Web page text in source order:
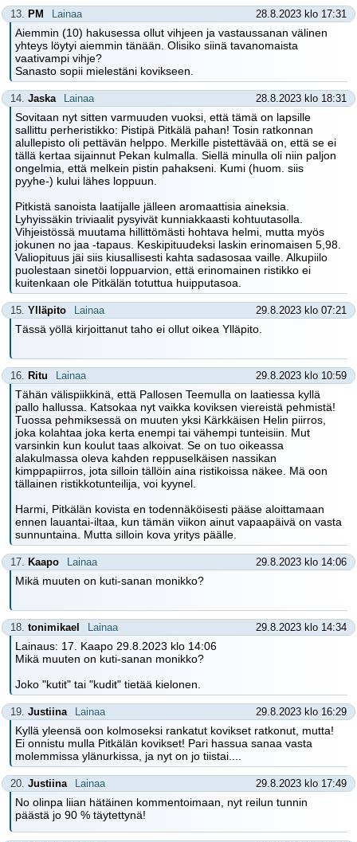
13. PM Lainaa 28.8.2023 klo 17:31
Aiemmin (10) hakusessa ollut vihjeen ja vastaussanan välinen
yhteys löytyi aiemmin tänään. Olisiko siinä tavanomaista
vaativampi vihje?
Sanasto sopii mielestäni kovikseen.
14. Jaska Lainaa 28.8.2023 klo 18:31
Sovitaan nyt sitten varmuuden vuoksi, että tämä on lapsille
sallittu perheristikko: Pistipä Pitkälä pahan! Tosin ratkonnan
alullepisto oli pettävän helppo. Merkille pistettävää on, että se ei
tällä kertaa sijainnut Pekan kulmalla. Siellä minulla oli niin paljon
ongelmia, että melkein pistin pahakseni. Kumi (huom. siis
pyyhe-) kului lähes loppuun.
Pitkistä sanoista laatijalle jälleen aromaattisia aineksia.
Lyhyissäkin triviaalit pysyivät kunniakkaasti kohtuutasolla.
Vihjeistössä muutama hillittömästi hohtava helmi, mutta myös
jokunen no jaa -tapaus. Keskipituudeksi laskin erinomaisen 5,98.
Valiopituus jäi siis kiusallisesti kahta sadasosaa vaille. Alkupiilo
puolestaan sinetöi loppuarvion, että erinomainen ristikko ei
kuitenkaan ole Pitkälän totuttua huipputasoa.
15. Ylläpito Lainaa 29.8.2023 klo 07:21
Tässä yöllä kirjoittanut taho ei ollut oikea Ylläpito.
16. Ritu Lainaa 29.8.2023 klo 10:59
Tähän välispiikkinä, että Pallosen Teemulla on laatiessa kyllä
pallo hallussa. Katsokaa nyt vaikka koviksen viereistä pehmistä!
Tuossa pehmiksessä on muuten yksi Kärkkäisen Helin piirros,
joka kolahtaa joka kerta enempi tai vähempi tunteisiin. Mut
varsinkin kun koulut taas alkoivat. Se on tuo oikeassa
alakulmassa oleva kahden reppuselkäisen nassikan
kimppapiirros, jota silloin tällöin aina ristikoissa näkee. Mä oon
tällainen ristikkotunteilija, voi kyynel.
Harmi, Pitkälän kovista en todennäköisesti pääse aloittamaan
ennen lauantai-iltaa, kun tämän viikon ainut vapaapäivä on vasta
sunnuntaina. Mutta silloin kova yritys päälle.
17. Kaapo Lainaa 29.8.2023 klo 14:06
Mikä muuten on kuti-sanan monikko?
18. tonimikael Lainaa 29.8.2023 klo 14:34
Lainaus: 17. Kaapo 29.8.2023 klo 14:06
Mikä muuten on kuti-sanan monikko?
Joko "kutit" tai "kudit" tietää kielonen.
19. Justiina Lainaa 29.8.2023 klo 16:29
Kyllä yleensä oon kolmoseksi rankatut kovikset ratkonut, mutta!
Ei onnistu mulla Pitkälän kovikset! Pari hassua sanaa vasta
molemmissa ylänurkissa, ja nyt on jo tiistai....
20. Justiina Lainaa 29.8.2023 klo 17:49
No olinpa liian hätäinen kommentoimaan, nyt reilun tunnin
päästä jo 90 % täytettynä!